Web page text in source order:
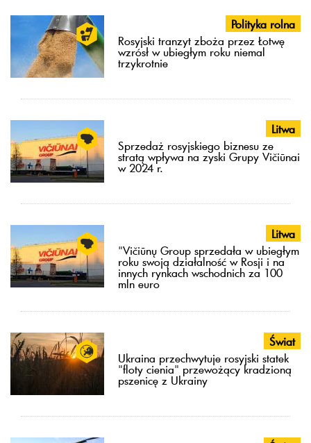
Polityka rolna
Rosyjski tranzyt zboża przez Łotwę
wzrósł w ubiegłym roku niemal
trzykrotnie
Litwa
Sprzedaż rosyjskiego biznesu ze
stratą wpływa na zyski Grupy Vičiūnai
w 2024 r.
Litwa
"Vičiūnų Group sprzedała w ubiegłym
roku swoją działalność w Rosji i na
innych rynkach wschodnich za 100
mln euro
Świat
Ukraina przechwytuje rosyjski statek
"floty cienia" przewożący kradzioną
pszenicę z Ukrainy